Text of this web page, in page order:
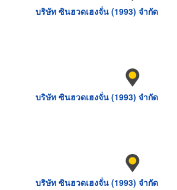
บริษัท ซินฮวดเฮงจั่น (1993) จำกัด
บริษัท ซินฮวดเฮงจั่น (1993) จำกัด
บริษัท ซินฮวดเฮงจั่น (1993) จำกัด